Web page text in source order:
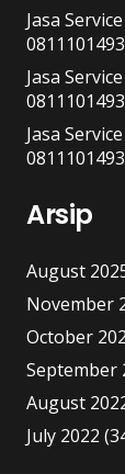
Jasa
Jasa
Jasa
Arsip
August
November
October
September
August
July 2022